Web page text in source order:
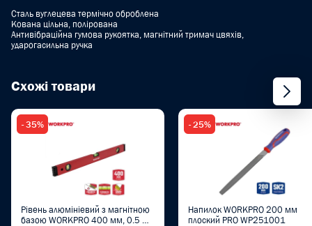
Сталь вуглецева термічно оброблена
Кована цільна, полірована
Антивібраційна гумова рукоятка, магнітний тримач цвяхів,
ударогасильна ручка
Схожі товари
- 35%
Рівень алюмініевий з магнітною
базою WORKPRO 400 мм, 0.5 мм
- 25%
Напилок WORKPRO 200 мм
плоский PRO WP251001